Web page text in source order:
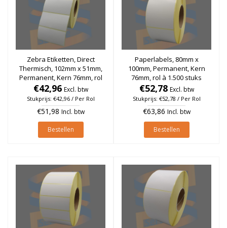
Zebra Etiketten, Direct
Thermisch, 102mm x 51mm,
Permanent, Kern 76mm, rol
à 2.700 stuks
€42,96 Excl. btw
Stukprijs: €42,96 / Per Rol
€51,98 Incl. btw
Bestellen
Paperlabels, 80mm x
100mm, Permanent, Kern
76mm, rol à 1.500 stuks
€52,78 Excl. btw
Stukprijs: €52,78 / Per Rol
€63,86 Incl. btw
Bestellen